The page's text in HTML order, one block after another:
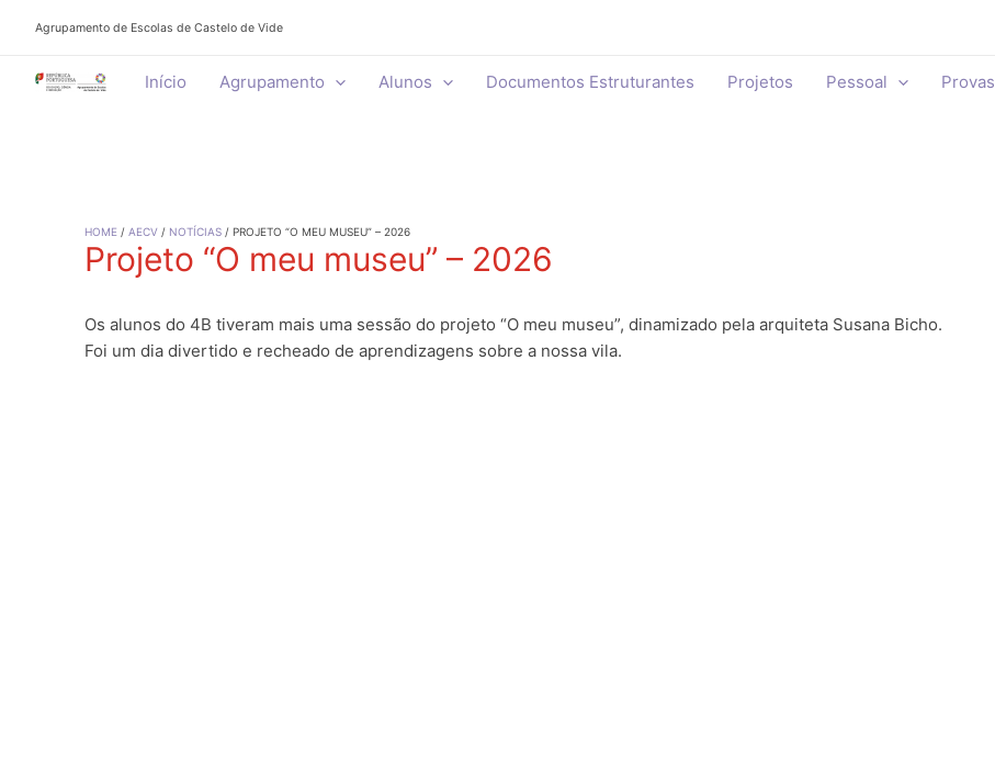
Agrupamento de Escolas de Castelo de Vide
Início Agrupamento Alunos Documentos Estruturantes Projetos Pessoal Provas
HOME AECV NOTÍCIAS PROJETO “O MEU MUSEU” – 2026
Projeto “O meu museu” – 2026
Os alunos do 4B tiveram mais uma sessão do projeto “O meu museu”, dinamizado pela arquiteta Susana Bicho.
Foi um dia divertido e recheado de aprendizagens sobre a nossa vila.